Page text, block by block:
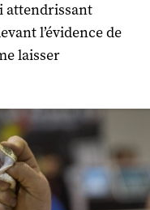
attendrissant
l’évidence de
laisser